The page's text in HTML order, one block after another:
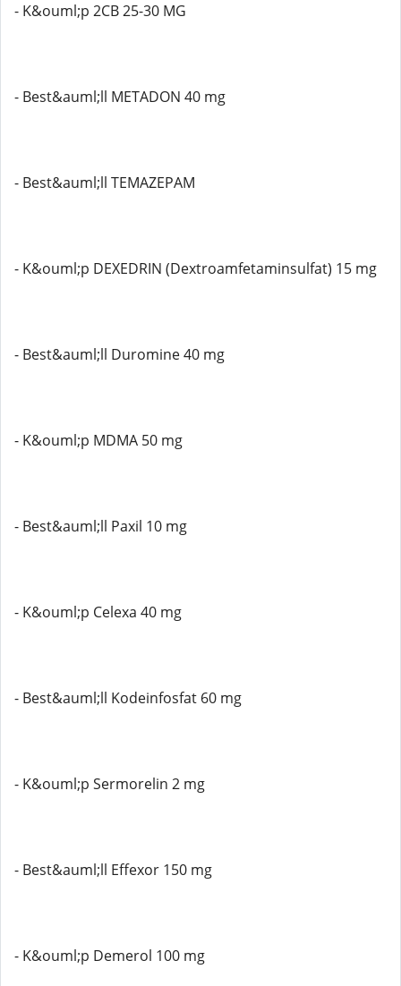
- K&ouml;p 2CB 25-30 MG
- Best&auml;ll METADON 40 mg
- Best&auml;ll TEMAZEPAM
- K&ouml;p DEXEDRIN (Dextroamfetaminsulfat) 15 mg
- Best&auml;ll Duromine 40 mg
- K&ouml;p MDMA 50 mg
- Best&auml;ll Paxil 10 mg
- K&ouml;p Celexa 40 mg
- Best&auml;ll Kodeinfosfat 60 mg
- K&ouml;p Sermorelin 2 mg
- Best&auml;ll Effexor 150 mg
- K&ouml;p Demerol 100 mg